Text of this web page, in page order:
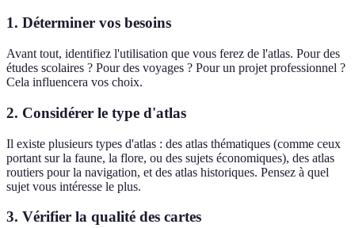
1. Déterminer vos besoins
Avant tout, identifiez l'utilisation que vous ferez de l'atlas. Pour des
études scolaires ? Pour des voyages ? Pour un projet professionnel ?
Cela influencera vos choix.
2. Considérer le type d'atlas
Il existe plusieurs types d'atlas : des atlas thématiques (comme ceux
portant sur la faune, la flore, ou des sujets économiques), des atlas
routiers pour la navigation, et des atlas historiques. Pensez à quel
sujet vous intéresse le plus.
3. Vérifier la qualité des cartes